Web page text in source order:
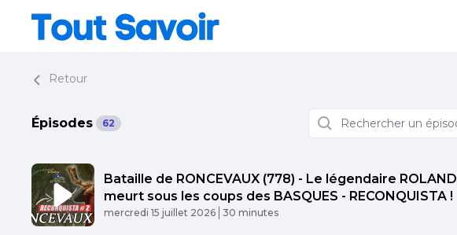
Retour
Épisodes 62
Bataille de RONCEVAUX (778) - Le légendaire ROLAND
meurt sous les coups des BASQUES - RECONQUISTA !
Published At
mercredi 15 juillet 2026 Time
30 minutes